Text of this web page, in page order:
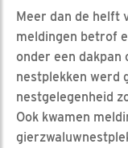
Meer dan de helft
meldingen betrof
onder een dakpan
nestplekken werd
nestgelegenheid
Ook kwamen